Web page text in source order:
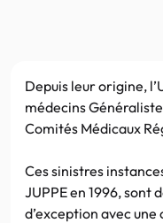
Depuis leur origine,
médecins
Comités Médicaux
Ces sinistres
JUPPE en 1996, sont
d’exception avec